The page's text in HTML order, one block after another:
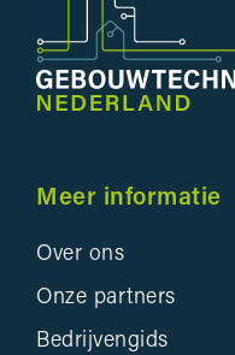
Meer informatie
Over ons
Onze partners
Bedrijvengids